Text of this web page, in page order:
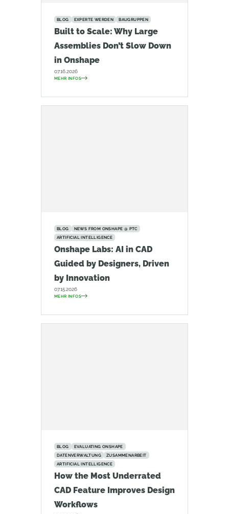
BLOG EXPERTE WERDEN BAUGRUPPEN
Built to Scale: Why Large
Assemblies Don’t Slow Down
in Onshape
07.16.2026
MEHR INFOS
BLOG
NEWS FROM ONSHAPE @ PTC
ARTIFICIAL INTELLIGENCE
Onshape Labs: AI in CAD
Guided by Designers, Driven
by Innovation
07.15.2026
MEHR INFOS
BLOG
EVALUATING ONSHAPE
DATENVERWALTUNG
ZUSAMMENARBEIT
ARTIFICIAL INTELLIGENCE
How the Most Underrated
CAD Feature Improves Design
Workflows